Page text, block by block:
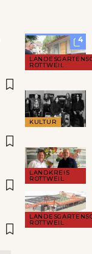
4
ROTTWEIL
KULTUR
LANDKREIS
ROTTWEIL
ROTTWEIL